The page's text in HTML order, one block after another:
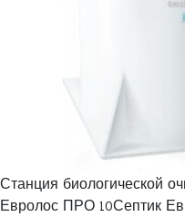
Станция биологической
Евролос ПРО 10Септик